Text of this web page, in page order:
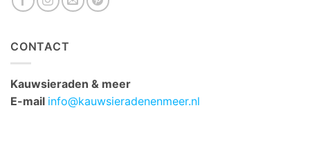
CONTACT
Kauwsieraden & meer
E-mail info@kauwsieradenenmeer.nl